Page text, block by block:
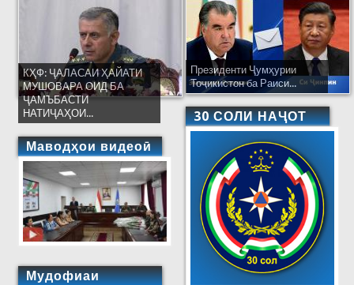
КҲФ: ҶАЛАСАИ ҲАЙАТИ
МУШОВАРА ОИД БА
ҶАМЪБАСТИ
НАТИҶАҲОИ...
Маводҳои видеоӣ
Мудофиаи
Президенти Ҷумҳурии
Тоҷикистон ба Раиси...
30 СОЛИ НАҶОТ